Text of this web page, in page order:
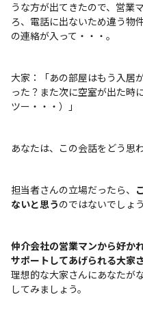
うな方が出てきたので、営業
ろ、電話に出ないため違う物
の連絡が入って・・・。
大家：「あの部屋はもう入居
った？また次に空室が出た時
ツー・・・）」
あなたは、この会話をどう思
担当者さんの立場だったら、
ないと思うのではないでしょ
仲介会社の営業マンから好か
サポートしてあげられる大家
理想的な大家さんにあなたが
してみましょう。